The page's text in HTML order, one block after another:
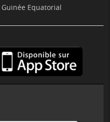
Guinée Equatorial